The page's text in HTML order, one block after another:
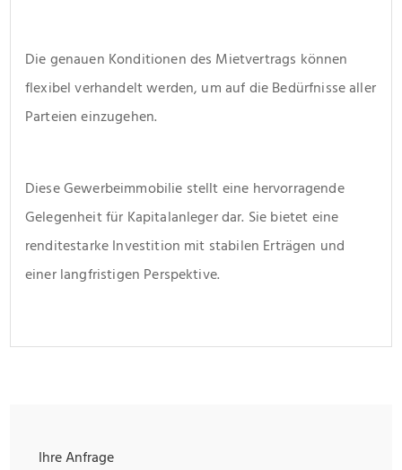
Die genauen Konditionen des Mietvertrags können
flexibel verhandelt werden, um auf die Bedürfnisse aller
Parteien einzugehen.
Diese Gewerbeimmobilie stellt eine hervorragende
Gelegenheit für Kapitalanleger dar. Sie bietet eine
renditestarke Investition mit stabilen Erträgen und
einer langfristigen Perspektive.
Ihre Anfrage